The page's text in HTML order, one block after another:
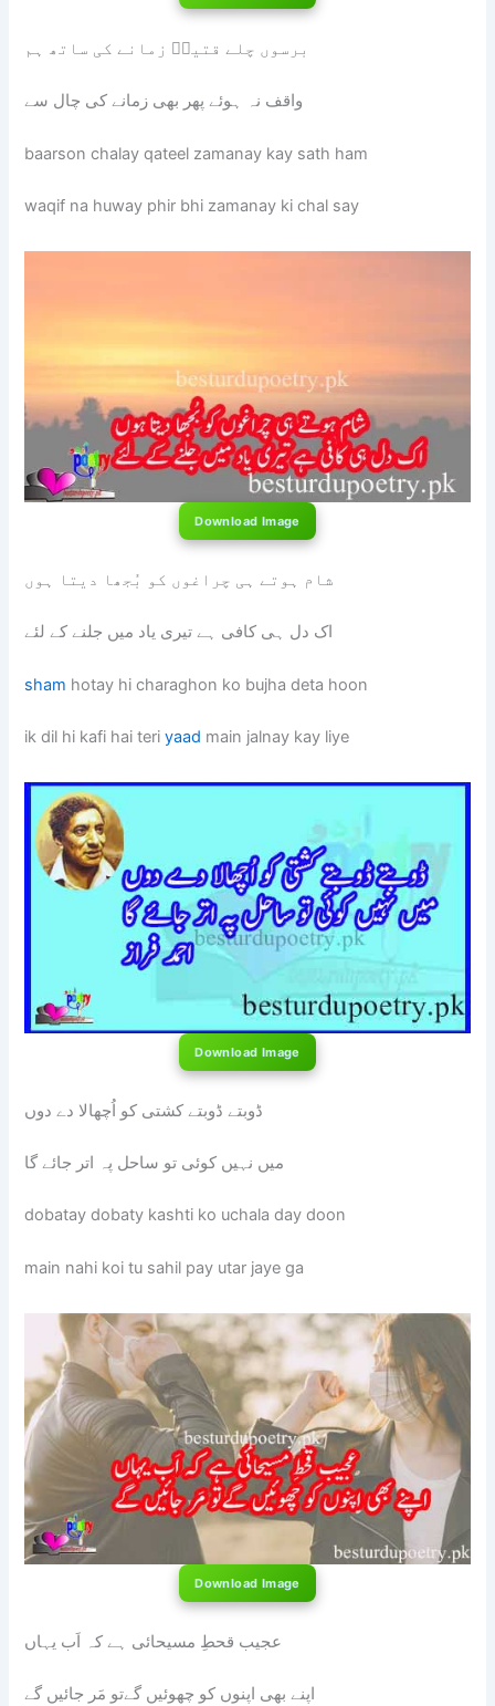
برسوں چلے قتیلؔ زمانے کی ساتھ ہم
واقف نہ ہوئے پھر بھی زمانے کی چال سے
baarson chalay qateel zamanay kay sath ham
waqif na huway phir bhi zamanay ki chal say
Download Image
شام ہوتے ہی چراغوں کو بُجھا دیتا ہوں
اک دل ہی کافی ہے تیری یاد میں جلنے کے لئے
sham hotay hi charaghon ko bujha deta hoon
ik dil hi kafi hai teriyaad main jalnay kay liye
Download Image
ڈوبتے ڈوبتے کشتی کو اُچھالا دے دوں
میں نہیں کوئی تو ساحل پہ اتر جائے گا
dobatay dobaty kashti ko uchala day doon
main nahi koi tu sahil pay utar jaye ga
Download Image
عجیب قحطِ مسیحائی ہے کہ اَب یہاں
اپنے بھی اپنوں کو چھوئیں گےتو مَر جائیں گے